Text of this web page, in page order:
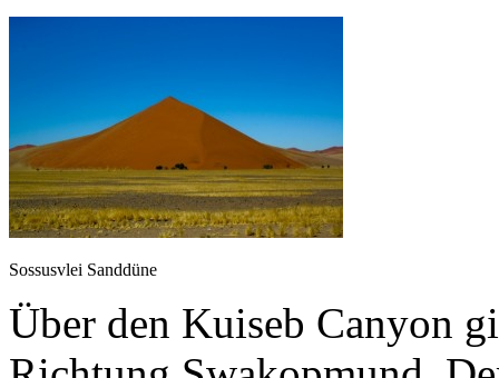
Sossusvlei Sanddüne
Über den Kuiseb Canyon